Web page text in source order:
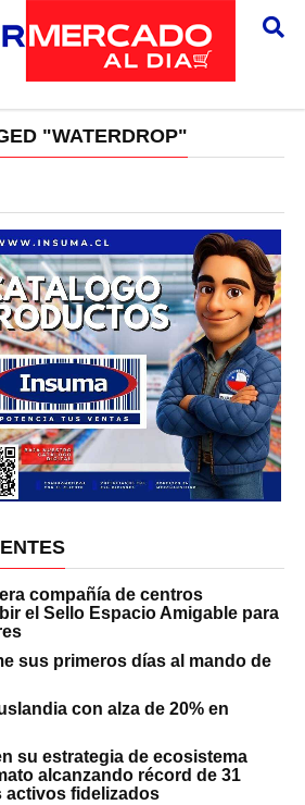
"WATERDROP"
compañía de centros
el Sello Espacio Amigable para
sus primeros días al mando de
con alza de 20% en
su estrategia de ecosistema
alcanzando récord de 31
activos fidelizados